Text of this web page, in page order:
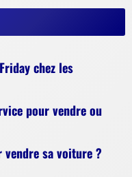
chez les
pour vendre ou
sa voiture ?